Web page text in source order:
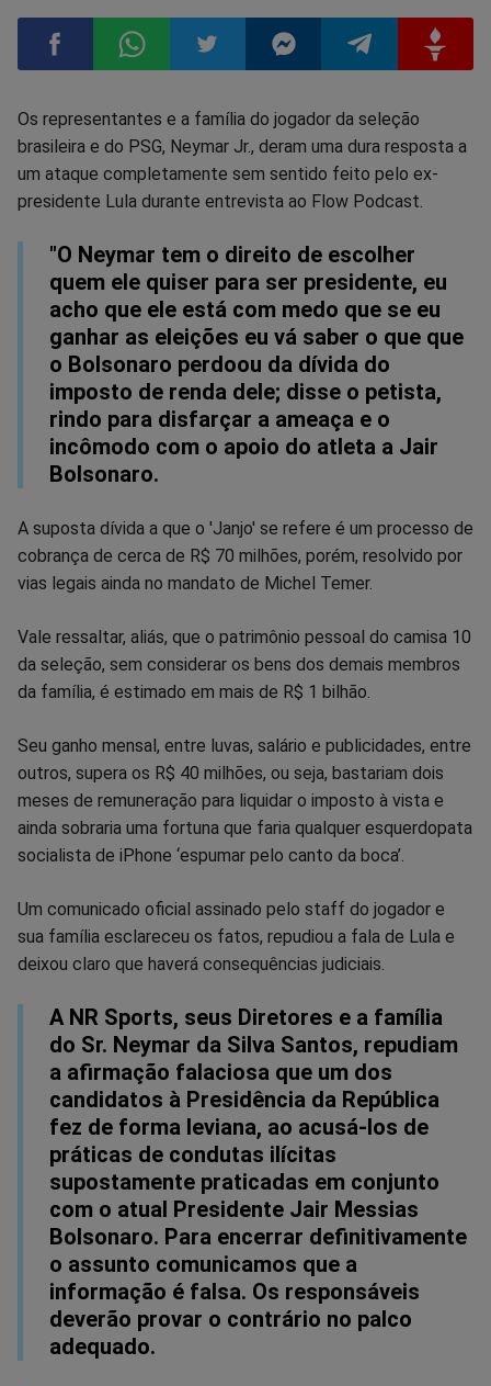
Compartilhar
no
Compartilhar
no
Compartilhar
no
Compartilhar
no
Compartilhar
no
no
Os representantes e a família do jogador da seleção
brasileira e do PSG, Neymar Jr., deram uma dura resposta a
um ataque completamente sem sentido feito pelo ex-
presidente Lula durante entrevista ao Flow Podcast.
"O Neymar tem o direito de escolher
quem ele quiser para ser presidente, eu
acho que ele está com medo que se eu
ganhar as eleições eu vá saber o que que
o Bolsonaro perdoou da dívida do
imposto de renda dele; disse o petista,
rindo para disfarçar a ameaça e o
incômodo com o apoio do atleta a Jair
Bolsonaro.
A suposta dívida a que o 'Janjo' se refere é um processo de
cobrança de cerca de R$ 70 milhões, porém, resolvido por
vias legais ainda no mandato de Michel Temer.
Vale ressaltar, aliás, que o patrimônio pessoal do camisa 10
da seleção, sem considerar os bens dos demais membros
da família, é estimado em mais de R$ 1 bilhão.
Seu ganho mensal, entre luvas, salário e publicidades, entre
outros, supera os R$ 40 milhões, ou seja, bastariam dois
meses de remuneração para liquidar o imposto à vista e
ainda sobraria uma fortuna que faria qualquer esquerdopata
socialista de iPhone ‘espumar pelo canto da boca’.
Um comunicado oficial assinado pelo staff do jogador e
sua família esclareceu os fatos, repudiou a fala de Lula e
deixou claro que haverá consequências judiciais.
A NR Sports, seus Diretores e a família
do Sr. Neymar da Silva Santos, repudiam
a afirmação falaciosa que um dos
candidatos à Presidência da República
fez de forma leviana, ao acusá-los de
práticas de condutas ilícitas
supostamente praticadas em conjunto
com o atual Presidente Jair Messias
Bolsonaro. Para encerrar definitivamente
o assunto comunicamos que a
informação é falsa. Os responsáveis
deverão provar o contrário no palco
adequado.